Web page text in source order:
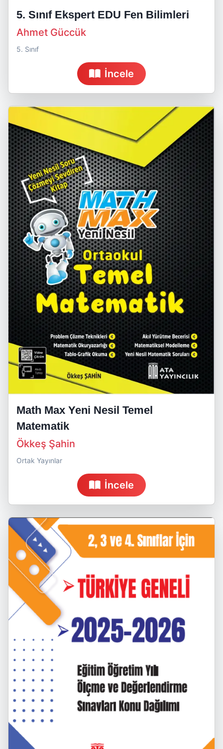
5. Sınıf Ekspert EDU Fen Bilimleri
Ahmet Güccük
5. Sınıf
İncele
Math Max Yeni Nesil Temel
Matematik
Ökkeş Şahin
Ortak Yayınlar
İncele